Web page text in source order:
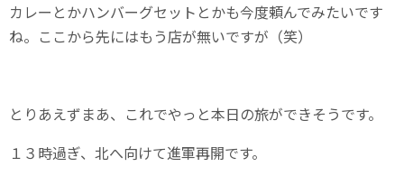
カレーとかハンバーグセットとかも今度頼んでみたいです
ね。ここから先にはもう店が無いですが（笑）
とりあえずまあ、これでやっと本日の旅ができそうです。
１３時過ぎ、北へ向けて進軍再開です。